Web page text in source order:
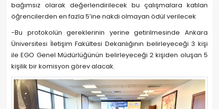
bağımsız olarak değerlendirilecek bu çalışmalara katılan
öğrencilerden en fazla 5’ine nakdi olmayan ödül verilecek
-Bu protokolün gereklerinin yerine getirilmesinde Ankara
Üniversitesi İletişim Fakültesi Dekanlığının belirleyeceği 3 kişi
ile EGO Genel Müdürlüğünün belirleyeceği 2 kişiden oluşan 5
kişilik bir komisyon görev alacak.